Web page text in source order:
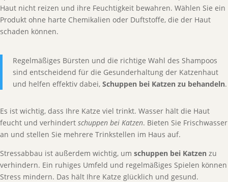
Haut nicht reizen und ihre Feuchtigkeit bewahren. Wählen Sie ein
Produkt ohne harte Chemikalien oder Duftstoffe, die der Haut
schaden können.
Regelmäßiges Bürsten und die richtige Wahl des Shampoos
sind entscheidend für die Gesunderhaltung der Katzenhaut
und helfen effektiv dabei, Schuppen bei Katzen zu behandeln.
Es ist wichtig, dass Ihre Katze viel trinkt. Wasser hält die Haut
feucht und verhindert schuppen bei Katzen. Bieten Sie Frischwasser
an und stellen Sie mehrere Trinkstellen im Haus auf.
Stressabbau ist außerdem wichtig, um schuppen bei Katzen zu
verhindern. Ein ruhiges Umfeld und regelmäßiges Spielen können
Stress mindern. Das hält Ihre Katze glücklich und gesund.